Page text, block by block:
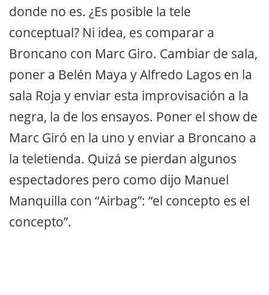
donde no es. ¿Es posible la tele
conceptual? Ni idea, es comparar a
Broncano con Marc Giro. Cambiar de sala,
poner a Belén Maya y Alfredo Lagos en la
sala Roja y enviar esta improvisación a la
negra, la de los ensayos. Poner el show de
Marc Giró en la uno y enviar a Broncano a
la teletienda. Quizá se pierdan algunos
espectadores pero como dijo Manuel
Manquilla con “Airbag”: “el concepto es el
concepto”.